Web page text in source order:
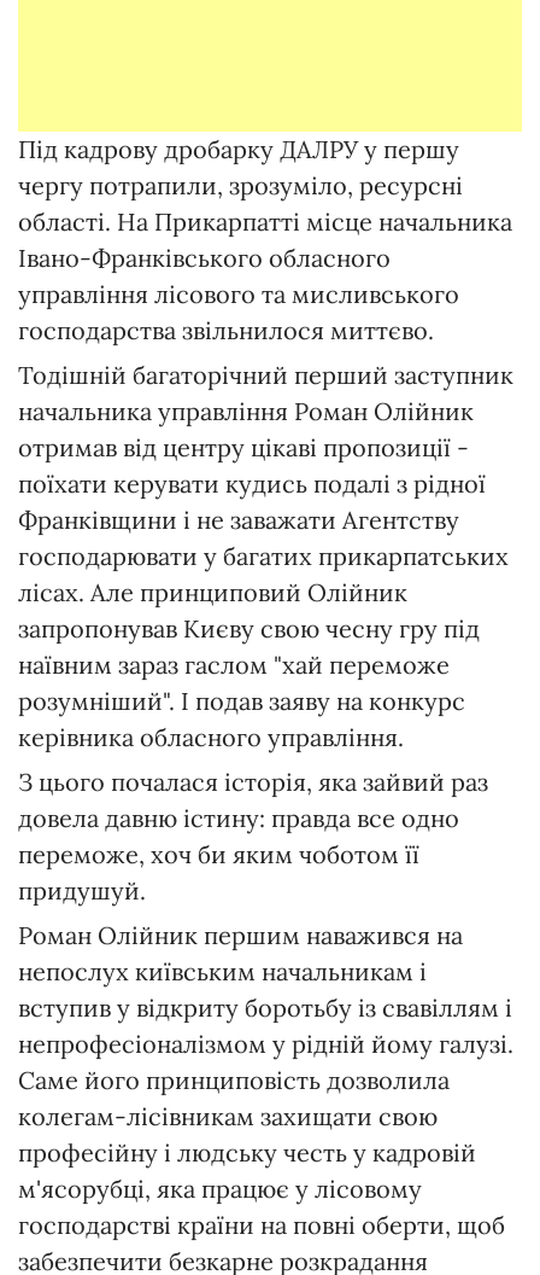
Під кадрову дробарку ДАЛРУ у першу
чергу потрапили, зрозуміло, ресурсні
області. На Прикарпатті місце начальника
Івано-Франківського обласного
управління лісового та мисливського
господарства звільнилося миттєво.
Тодішній багаторічний перший заступник
начальника управління Роман Олійник
отримав від центру цікаві пропозиції -
поїхати керувати кудись подалі з рідної
Франківщини і не заважати Агентству
господарювати у багатих прикарпатських
лісах. Але принциповий Олійник
запропонував Києву свою чесну гру під
наївним зараз гаслом "хай переможе
розумніший". І подав заяву на конкурс
керівника обласного управління.
З цього почалася історія, яка зайвий раз
довела давню істину: правда все одно
переможе, хоч би яким чоботом її
придушуй.
Роман Олійник першим наважився на
непослух київським начальникам і
вступив у відкриту боротьбу із свавіллям і
непрофесіоналізмом у рідній йому галузі.
Саме його принциповість дозволила
колегам-лісівникам захищати свою
професійну і людську честь у кадровій
м'ясорубці, яка працює у лісовому
господарстві країни на повні оберти, щоб
забезпечити безкарне розкрадання